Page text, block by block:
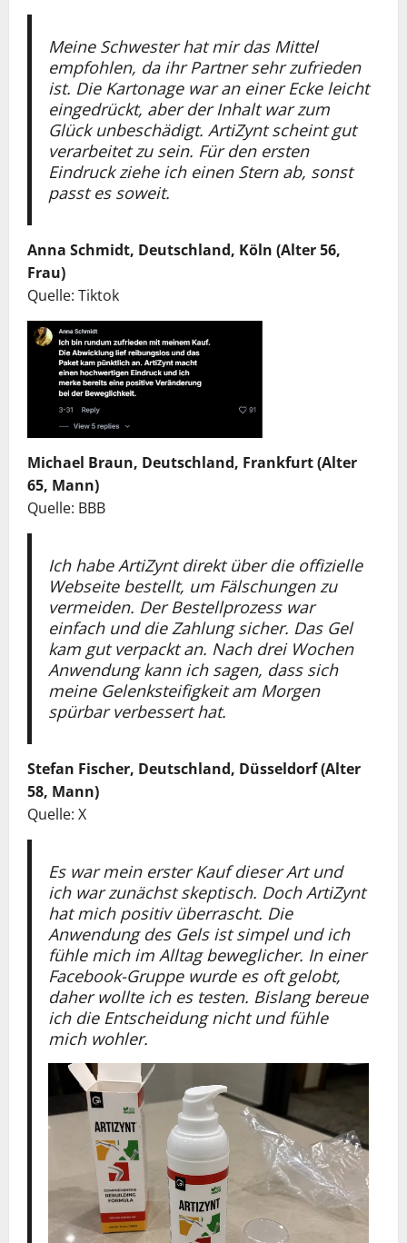
Meine Schwester hat mir das Mittel
empfohlen, da ihr Partner sehr zufrieden
ist. Die Kartonage war an einer Ecke leicht
eingedrückt, aber der Inhalt war zum
Glück unbeschädigt. ArtiZynt scheint gut
verarbeitet zu sein. Für den ersten
Eindruck ziehe ich einen Stern ab, sonst
passt es soweit.
Anna Schmidt, Deutschland, Köln (Alter 56,
Frau)
Quelle: Tiktok
Michael Braun, Deutschland, Frankfurt (Alter
65, Mann)
Quelle: BBB
Ich habe ArtiZynt direkt über die offizielle
Webseite bestellt, um Fälschungen zu
vermeiden. Der Bestellprozess war
einfach und die Zahlung sicher. Das Gel
kam gut verpackt an. Nach drei Wochen
Anwendung kann ich sagen, dass sich
meine Gelenksteifigkeit am Morgen
spürbar verbessert hat.
Stefan Fischer, Deutschland, Düsseldorf (Alter
58, Mann)
Quelle: X
Es war mein erster Kauf dieser Art und
ich war zunächst skeptisch. Doch ArtiZynt
hat mich positiv überrascht. Die
Anwendung des Gels ist simpel und ich
fühle mich im Alltag beweglicher. In einer
Facebook-Gruppe wurde es oft gelobt,
daher wollte ich es testen. Bislang bereue
ich die Entscheidung nicht und fühle
mich wohler.